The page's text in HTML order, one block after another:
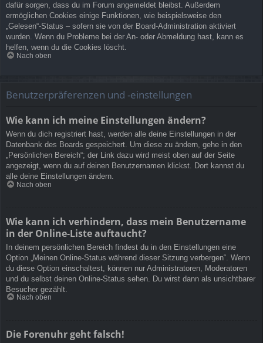
dafür sorgen, dass du im Forum angemeldet bleibst. Außerdem
ermöglichen Cookies einige Funktionen, wie beispielsweise den
„Gelesen“-Status – sofern sie von der Board-Administration aktiviert
wurden. Wenn du Probleme bei der An- oder Abmeldung hast, kann es
helfen, wenn du die Cookies löscht.
Nach oben
Benutzerpräferenzen und -einstellungen
Wie kann ich meine Einstellungen ändern?
Wenn du dich registriert hast, werden alle deine Einstellungen in der
Datenbank des Boards gespeichert. Um diese zu ändern, gehe in den
„Persönlichen Bereich“; der Link dazu wird meist oben auf der Seite
angezeigt, wenn du auf deinen Benutzernamen klickst. Dort kannst du
alle deine Einstellungen ändern.
Nach oben
Wie kann ich verhindern, dass mein Benutzername
in der Online-Liste auftaucht?
In deinem persönlichen Bereich findest du in den Einstellungen eine
Option „Meinen Online-Status während dieser Sitzung verbergen“. Wenn
du diese Option einschaltest, können nur Administratoren, Moderatoren
und du selbst deinen Online-Status sehen. Du wirst dann als unsichtbarer
Besucher gezählt.
Nach oben
Die Forenuhr geht falsch!